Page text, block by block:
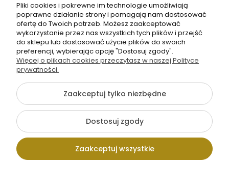
+48 605 141 363
{literal}
Pokaż pełną wersję strony
Sklep internetowy Shoper.pl
Pliki cookies i pokrewne im technologie umożliwiają
poprawne działanie strony i pomagają nam dostosować
ofertę do Twoich potrzeb. Możesz zaakceptować
wykorzystanie przez nas wszystkich tych plików i przejść
do sklepu lub dostosować użycie plików do swoich
preferencji, wybierając opcję "Dostosuj zgody".
Więcej o plikach cookies przeczytasz w naszej Polityce
prywatności.
Zaakceptuj tylko niezbędne
Dostosuj zgody
Zaakceptuj wszystkie